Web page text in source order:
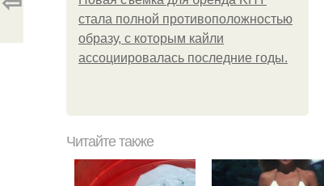
стала полной противоположностью
образу, с которым кайли
ассоциировалась последние годы.
Читайте также